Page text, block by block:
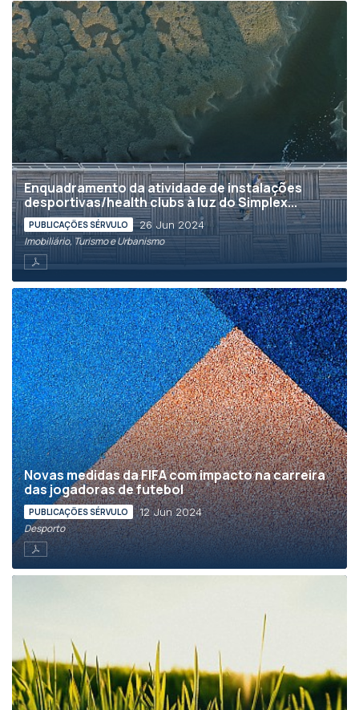
Enquadramento da atividade de instalações
desportivas/health clubs à luz do Simplex...
PUBLICAÇÕES SÉRVULO 26 Jun 2024
Imobiliário, Turismo e Urbanismo
Novas medidas da FIFA com impacto na carreira
das jogadoras de futebol
PUBLICAÇÕES SÉRVULO 12 Jun 2024
Desporto